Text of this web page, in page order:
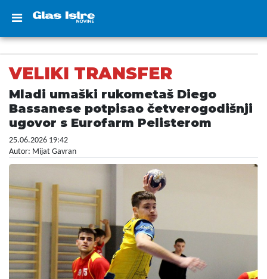
VELIKI TRANSFER
Mladi umaški rukometaš Diego
Bassanese potpisao četverogodišnji
ugovor s Eurofarm Pelisterom
25.06.2026 19:42
Autor: Mijat Gavran